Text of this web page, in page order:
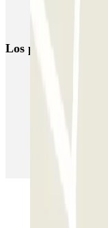
Reserva parking
Los parkings
Parking en
Parking en
Parking en Sants